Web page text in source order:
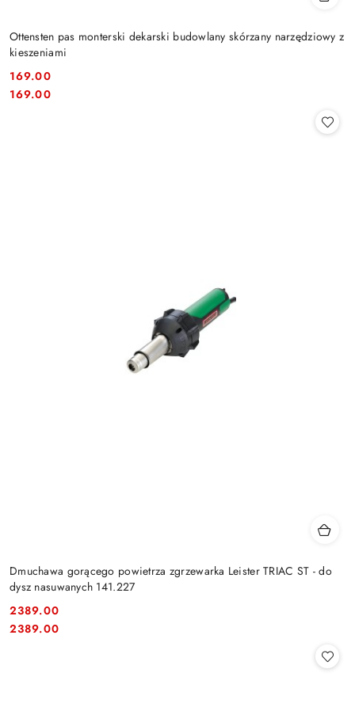
Ottensten pas monterski dekarski budowlany skórzany narzędziowy z
kieszeniami
Cena:
169.00
Cena:
169.00
Dmuchawa gorącego powietrza zgrzewarka Leister TRIAC ST - do
dysz nasuwanych 141.227
Cena:
2389.00
Cena:
2389.00